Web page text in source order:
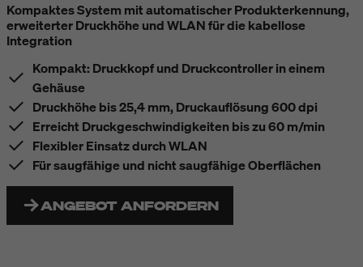
Kompaktes System mit automatischer Produkterkennung,
erweiterter Druckhöhe und WLAN für die kabellose
Integration
Kompakt: Druckkopf und Druckcontroller in einem
Gehäuse
Druckhöhe bis 25,4 mm, Druckauflösung 600 dpi
Erreicht Druckgeschwindigkeiten bis zu 60 m/min
Flexibler Einsatz durch WLAN
Für saugfähige und nicht saugfähige Oberflächen
ANGEBOT ANFORDERN